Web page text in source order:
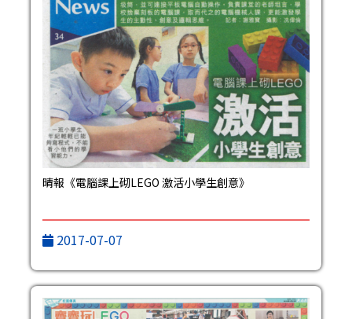
晴報《電腦課上砌LEGO 激活小學生創意》
2017-07-07